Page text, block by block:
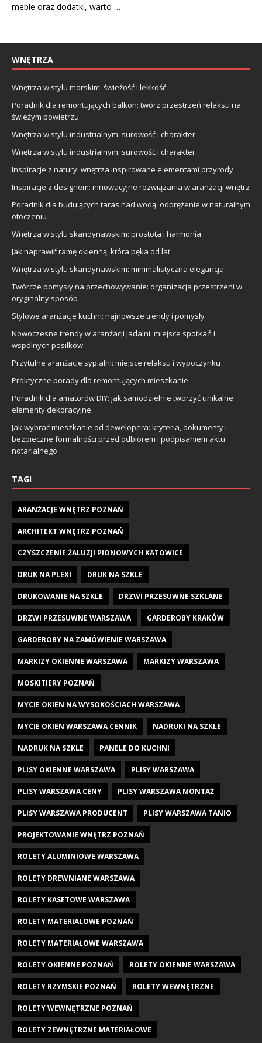
meble oraz dodatki, warto …
WNĘTRZA
Wnętrza w stylu morskim: świeżość i lekkość
Poradnik dla remontujących balkon: twórz przestrzeń relaksu na
świeżym powietrzu
Wnętrza w stylu industrialnym: surowość i charakter
Wnętrza w stylu industrialnym: surowość i charakter
Inspiracje z natury: wnętrza inspirowane elementami przyrody
Inspiracje z designem: innowacyjne rozwiązania w aranżacji wnętrz
Poradnik dla budujących taras nad wodą: odprężenie w naturalnym
otoczeniu
Wnętrza w stylu skandynawskim: prostota i harmonia
Jak naprawić ramę okienną, która pęka od lat
Wnętrza w stylu skandynawskim: minimalistyczna elegancja
Twórcze pomysły na przechowywanie: organizacja przestrzeni w
oryginalny sposób
Stylowe aranżacje kuchni: najnowsze trendy i pomysły
Nowoczesne trendy w aranżacji jadalni: miejsce spotkań i
wspólnych posiłków
Przytulne aranżacje sypialni: miejsce relaksu i wypoczynku
Praktyczne porady dla remontujących mieszkanie
Poradnik dla amatorów DIY: jak samodzielnie tworzyć unikalne
elementy dekoracyjne
Jak wybrać mieszkanie od dewelopera: kryteria, dokumenty i
bezpieczne formalności przed odbiorem i podpisaniem aktu
notarialnego
TAGI
ARANŻACJE WNĘTRZ POZNAŃ
ARCHITEKT WNĘTRZ POZNAŃ
CZYSZCZENIE ŻALUZJI PIONOWYCH KATOWICE
DRUK NA PLEXI DRUK NA SZKLE
DRUKOWANIE NA SZKLE DRZWI PRZESUWNE SZKLANE
DRZWI PRZESUWNE WARSZAWA GARDEROBY KRAKÓW
GARDEROBY NA ZAMÓWIENIE WARSZAWA
MARKIZY OKIENNE WARSZAWA MARKIZY WARSZAWA
MOSKITIERY POZNAŃ
MYCIE OKIEN NA WYSOKOŚCIACH WARSZAWA
MYCIE OKIEN WARSZAWA CENNIK NADRUKI NA SZKLE
NADRUK NA SZKLE PANELE DO KUCHNI
PLISY OKIENNE WARSZAWA PLISY WARSZAWA
PLISY WARSZAWA CENY PLISY WARSZAWA MONTAŻ
PLISY WARSZAWA PRODUCENT PLISY WARSZAWA TANIO
PROJEKTOWANIE WNĘTRZ POZNAŃ
ROLETY ALUMINIOWE WARSZAWA
ROLETY DREWNIANE WARSZAWA
ROLETY KASETOWE WARSZAWA
ROLETY MATERIAŁOWE POZNAŃ
ROLETY MATERIAŁOWE WARSZAWA
ROLETY OKIENNE POZNAŃ ROLETY OKIENNE WARSZAWA
ROLETY RZYMSKIE POZNAŃ ROLETY WEWNĘTRZNE
ROLETY WEWNĘTRZNE POZNAŃ
ROLETY ZEWNĘTRZNE MATERIAŁOWE